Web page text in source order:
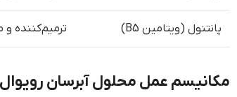
پانتنول (ویتامین B5) ترمیم‌کننده
مکانیسم عمل محلول آبرسان رویوال